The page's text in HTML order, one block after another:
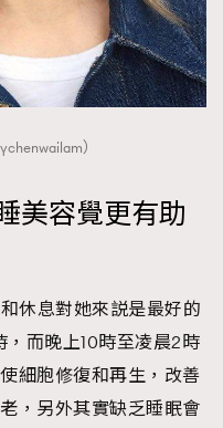
）
美容覺更有助
休息對她來説是最好的
，而晚上10時至凌晨2時
細胞修復和再生，改善
，另外其實缺乏睡眠會